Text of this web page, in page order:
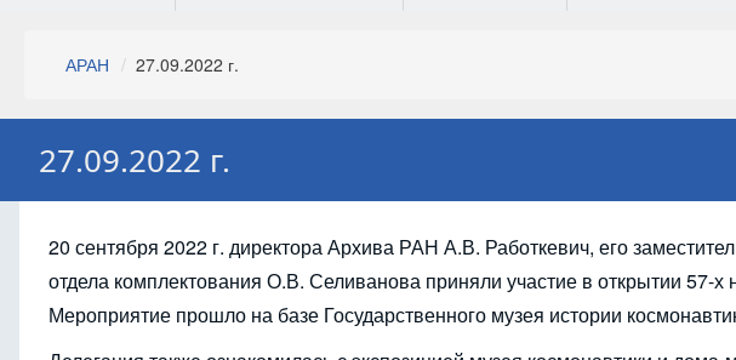
Строка
АРАН 27.09.2022 г.
27.09.2022 г.
20 сентября 2022 г. директора Архива РАН А.В. Работкевич, его
отдела комплектования О.В. Селиванова приняли участие в открытии 57-
Мероприятие прошло на базе Государственного музея истории